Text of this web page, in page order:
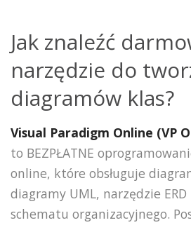
Jak znaleźć
narzędzie do
diagramów klas?
Visual Paradigm Online (VP
to BEZPŁATNE
online, które obsługuje
diagramy UML, narzędzie
schematu organizacyjnego.